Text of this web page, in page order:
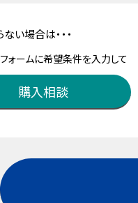
い場合は・・・
ォームに希望条件を入力して
購入相談